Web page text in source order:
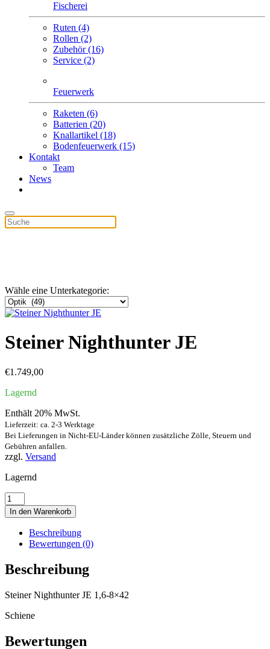
Fischerei
Ruten (4)
Rollen (2)
Zubehör (16)
Service (2)
Feuerwerk
Raketen (6)
Batterien (20)
Knallartikel (18)
Bodenfeuerwerk (15)
Kontakt
Team
News
Wähle eine Unterkategorie:
Steiner Nighthunter JE
€1.749,00
Lagernd
Enthält 20% MwSt.
Lieferzeit: ca. 2-3 Werktage
Bei Lieferungen in Nicht-EU-Länder können zusätzliche Zölle, Steuern und
Gebühren anfallen.
zzgl. Versand
Lagernd
Steiner
Nighthunter
JE
Menge
In den Warenkorb
Beschreibung
Bewertungen (0)
Beschreibung
Steiner Nighthunter JE 1,6-8×42
Schiene
Bewertungen